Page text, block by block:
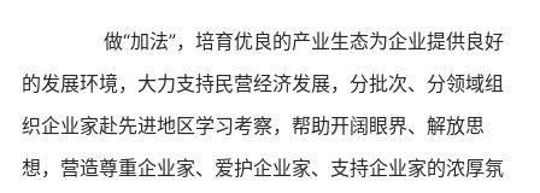
做“加法”，培育优良的产业生态为企业提供良好
的发展环境，大力支持民营经济发展，分批次、分领域组
织企业家赴先进地区学习考察，帮助开阔眼界、解放思
想，营造尊重企业家、爱护企业家、支持企业家的浓厚氛